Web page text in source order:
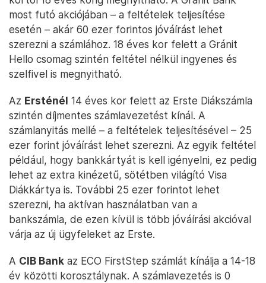
most futó akciójában – a feltételek teljesítése
esetén – akár 60 ezer forintos jóváírást lehet
szerezni a számlához. 18 éves kor felett a Gránit
Hello csomag szintén feltétel nélkül ingyenes és
szelfivel is megnyitható.
Az Ersténél 14 éves kor felett az Erste Diákszámla
szintén díjmentes számlavezetést kínál. A
számlanyitás mellé – a feltételek teljesítésével – 25
ezer forint jóváírást lehet szerezni. Az egyik feltétel
például, hogy bankkártyát is kell igényelni, ez pedig
lehet az extra kinézetű, sötétben világító Visa
Diákkártya is. További 25 ezer forintot lehet
szerezni, ha aktívan használatban van a
bankszámla, de ezen kívül is több jóváírási akcióval
várja az új ügyfeleket az Erste.
A CIB Bank az ECO FirstStep számlát kínálja a 14-18
év közötti korosztálynak. A számlavezetés is 0